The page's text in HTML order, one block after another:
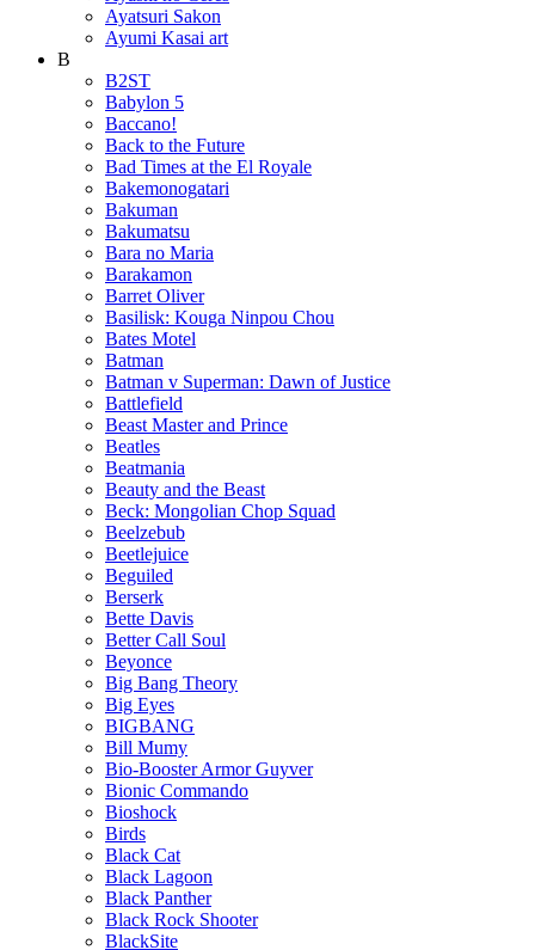
Ayatsuri Sakon
Ayumi Kasai art
B
B2ST
Babylon 5
Baccano!
Back to the Future
Bad Times at the El Royale
Bakemonogatari
Bakuman
Bakumatsu
Bara no Maria
Barakamon
Barret Oliver
Basilisk: Kouga Ninpou Chou
Bates Motel
Batman
Batman v Superman: Dawn of Justice
Battlefield
Beast Master and Prince
Beatles
Beatmania
Beauty and the Beast
Beck: Mongolian Chop Squad
Beelzebub
Beetlejuice
Beguiled
Berserk
Bette Davis
Better Call Soul
Beyonce
Big Bang Theory
Big Eyes
BIGBANG
Bill Mumy
Bio-Booster Armor Guyver
Bionic Commando
Bioshock
Birds
Black Cat
Black Lagoon
Black Panther
Black Rock Shooter
BlackSite